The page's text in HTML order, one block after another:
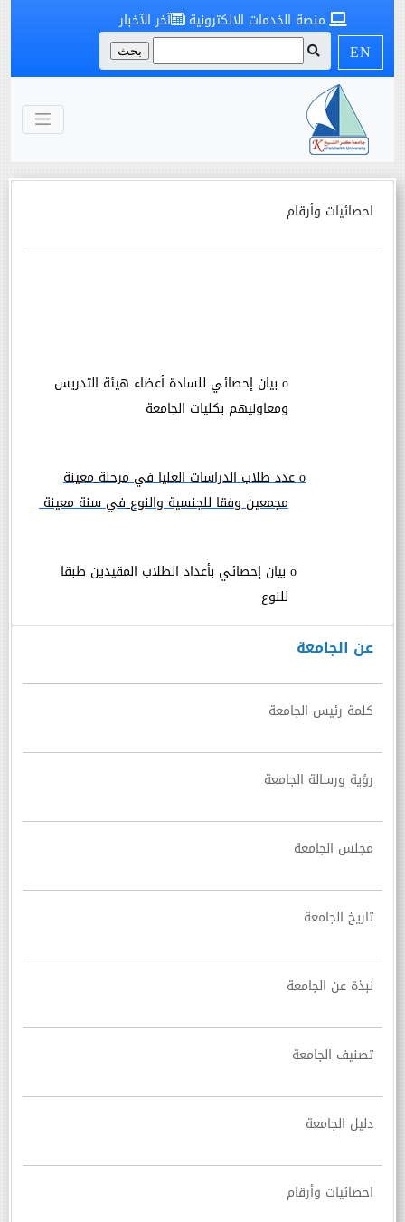
آخر الآخبار منصة الخدمات الالكترونية
EN
عن الجامعة
كلمة رئيس الجامعة
رؤية ورسالة الجامعة
مجلس الجامعة
تاريخ الجامعة
نبذة عن الجامعة
تصنيف الجامعة
دليل الجامعة
احصائيات وأرقام
احصائيات وأرقام
o بيان إحصائي للسادة أعضاء هيئة التدريس
ومعاونيهم بكليات الجامعة
oعددطلاب الدراسات العليا في مرحلةمعينة
مجمعين وفقا للجنسية والنوع في سنة معينة
o بيان إحصائي بأعداد الطلاب المقيدين طبقا
للنوع